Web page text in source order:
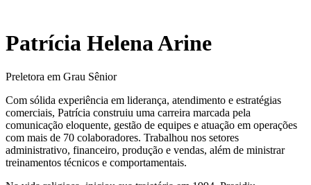
Patrícia Helena Arine
Preletora em Grau Sênior
Com sólida experiência em liderança, atendimento e estratégias
comerciais, Patrícia construiu uma carreira marcada pela
comunicação eloquente, gestão de equipes e atuação em operações
com mais de 70 colaboradores. Trabalhou nos setores
administrativo, financeiro, produção e vendas, além de ministrar
treinamentos técnicos e comportamentais.